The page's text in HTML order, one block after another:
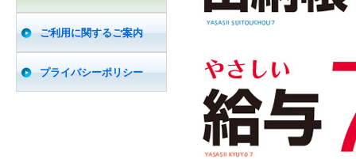
ご利用に関するご案内
プライバシーポリシー